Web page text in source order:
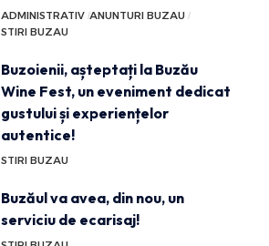
ADMINISTRATIV ANUNTURI BUZAU
STIRI BUZAU
Buzoienii, așteptați la Buzău
Wine Fest, un eveniment dedicat
gustului și experiențelor
autentice!
STIRI BUZAU
Buzăul va avea, din nou, un
serviciu de ecarisaj!